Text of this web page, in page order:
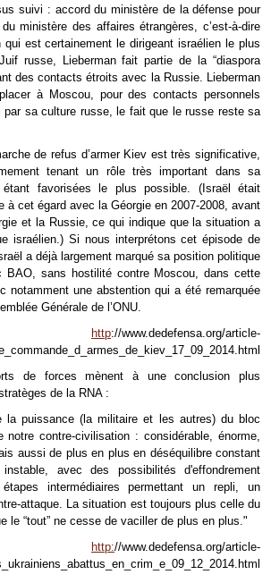
suivi : accord du ministère de la défense pour
ministère des affaires étrangères, c’est-à-dire
qui est certainement le dirigeant israélien le plus
russe, Lieberman fait partie de la “diaspora
des contacts étroits avec la Russie. Lieberman
à Moscou, pour des contacts personnels
sa culture russe, le fait que le russe reste sa
de refus d’armer Kiev est très significative,
tenant un rôle très important dans sa
étant favorisées le plus possible. (Israël était
à cet égard avec la Géorgie en 2007-2008, avant
et la Russie, ce qui indique que la situation a
israélien.) Si nous interprétons cet épisode de
a déjà largement marqué sa position politique
BAO, sans hostilité contre Moscou, dans cette
notamment une abstention qui a été remarquée
Générale de l’ONU.
http://www.dedefensa.org/article-
de forces mènent à une conclusion plus
de la RNA :
la puissance (la militaire et les autres) du bloc
notre contre-civilisation : considérable, énorme,
aussi de plus en plus en déséquilibre constant
avec des possibilités d'effondrement
intermédiaires permettant un repli, un
attaque. La situation est toujours plus celle du
le “tout” ne cesse de vaciller de plus en plus."
http://www.dedefensa.org/article-